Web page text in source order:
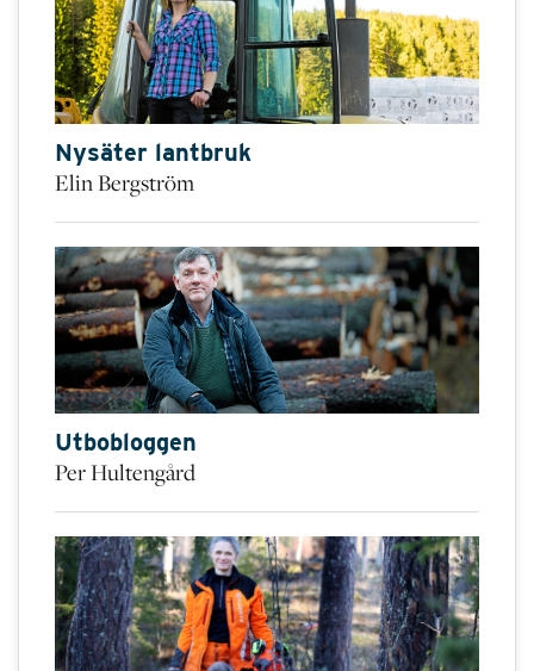
Nysäter lantbruk
Elin Bergström
Utbobloggen
Per Hultengård